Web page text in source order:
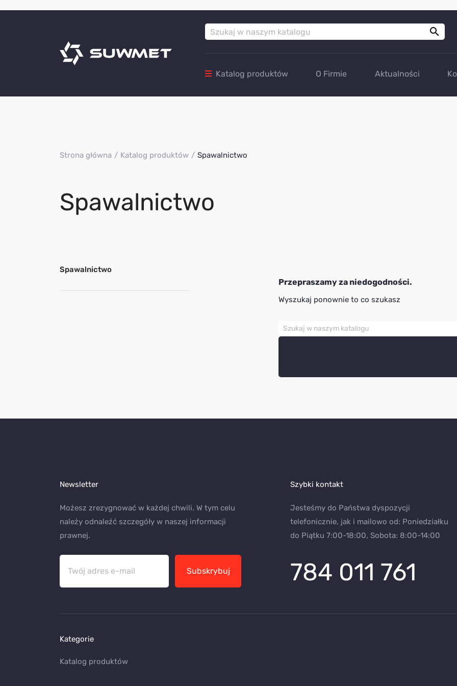

Katalog produktów O Firmie Aktualności
Strona główna Katalog produktów Spawalnictwo
Spawalnictwo
Spawalnictwo
Przepraszamy za niedogodności.
Wyszukaj ponownie to co szukasz
Newsletter
Możesz zrezygnować w każdej chwili. W tym celu
należy odnaleźć szczegóły w naszej informacji
prawnej.
Subskrybuj
Szybki kontakt
Jesteśmy do Państwa dyspozycji
telefonicznie, jak i mailowo od: Poniedziałku
do Piątku 7:00-18:00, Sobota: 8:00-14:00
784 011 761
Kategorie
Katalog produktów